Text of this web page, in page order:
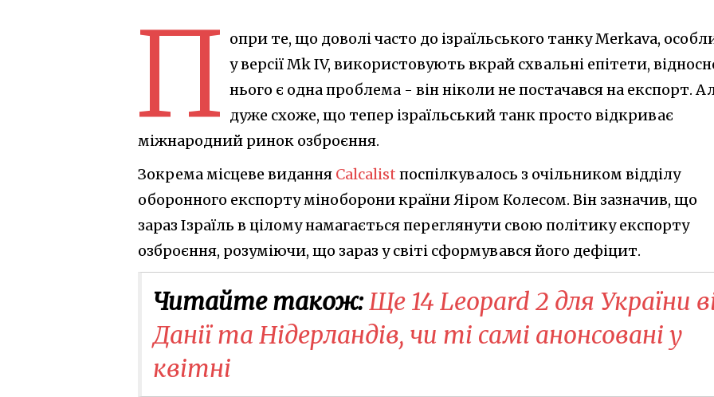
П опри те, що доволі часто до ізраїльського танку Merkava,
у версії Mk IV, використовують вкрай схвальні епітети,
нього є одна проблема - він ніколи не постачався на експорт.
дуже схоже, що тепер ізраїльський танк просто відкриває
міжнародний ринок озброєння.
Зокрема місцеве видання Calcalist поспілкувалось з очільником відділу
оборонного експорту міноборони країни Яіром Колесом. Він зазначив, що
зараз Ізраїль в цілому намагається переглянути свою політику експорту
озброєння, розуміючи, що зараз у світі сформувався його дефіцит.
Читайте також:Ще 14 Leopard 2 для України
Данії та Нідерландів, чи ті самі анонсовані у
квітні